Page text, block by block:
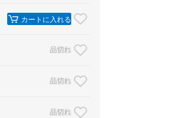
カートに入れる
品切れ
品切れ
品切れ